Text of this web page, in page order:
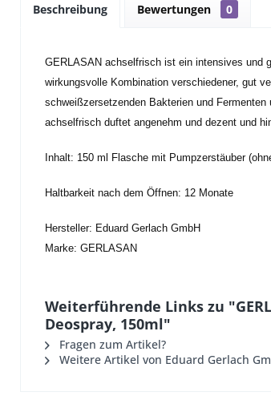
Beschreibung Bewertungen 0
GERLASAN achselfrisch ist ein intensives und
wirkungsvolle Kombination verschiedener, gut
schweißzersetzenden Bakterien und
achselfrisch duftet angenehm und dezent und
Inhalt: 150 ml Flasche mit Pumpzerstäuber
Haltbarkeit nach dem Öffnen: 12 Monate
Hersteller: Eduard Gerlach GmbH
Marke: GERLASAN
Weiterführende Links zu
Deospray, 150ml"
Fragen zum Artikel?
Weitere Artikel von Eduard Gerlach